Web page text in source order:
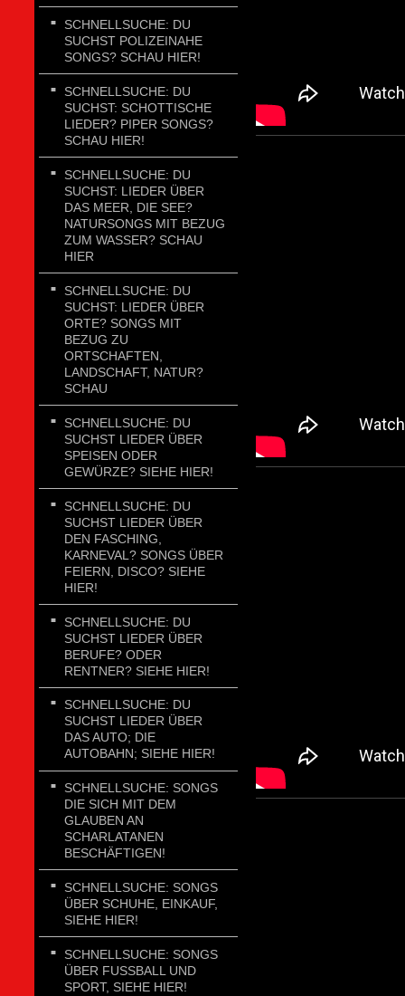
SCHNELLSUCHE: DU
SUCHST POLIZEINAHE
SONGS? SCHAU HIER!
SCHNELLSUCHE: DU
SUCHST: SCHOTTISCHE
LIEDER? PIPER SONGS?
SCHAU HIER!
SCHNELLSUCHE: DU
SUCHST: LIEDER ÜBER
DAS MEER, DIE SEE?
NATURSONGS MIT BEZUG
ZUM WASSER? SCHAU
HIER
SCHNELLSUCHE: DU
SUCHST: LIEDER ÜBER
ORTE? SONGS MIT
BEZUG ZU
ORTSCHAFTEN,
LANDSCHAFT, NATUR?
SCHAU
SCHNELLSUCHE: DU
SUCHST LIEDER ÜBER
SPEISEN ODER
GEWÜRZE? SIEHE HIER!
SCHNELLSUCHE: DU
SUCHST LIEDER ÜBER
DEN FASCHING,
KARNEVAL? SONGS ÜBER
FEIERN, DISCO? SIEHE
HIER!
SCHNELLSUCHE: DU
SUCHST LIEDER ÜBER
BERUFE? ODER
RENTNER? SIEHE HIER!
SCHNELLSUCHE: DU
SUCHST LIEDER ÜBER
DAS AUTO; DIE
AUTOBAHN; SIEHE HIER!
SCHNELLSUCHE: SONGS
DIE SICH MIT DEM
GLAUBEN AN
SCHARLATANEN
BESCHÄFTIGEN!
SCHNELLSUCHE: SONGS
ÜBER SCHUHE, EINKAUF,
SIEHE HIER!
SCHNELLSUCHE: SONGS
ÜBER FUSSBALL UND
SPORT, SIEHE HIER!